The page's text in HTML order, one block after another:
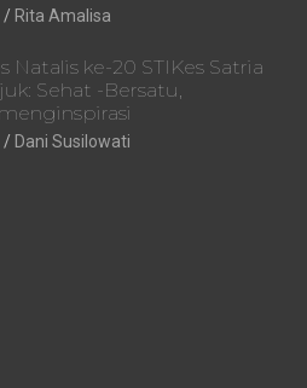
Rita Amalisa
Natalis ke-20 STIKes Satria
Sehat -Bersatu,
Dani Susilowati